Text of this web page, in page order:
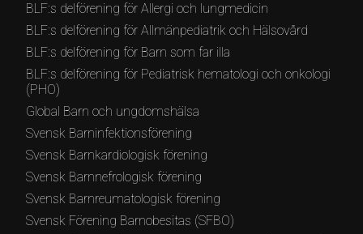
BLF:s delförening för Allergi och lungmedicin
BLF:s delförening för Allmänpediatrik och Hälsovård
BLF:s delförening för Barn som far illa
BLF:s delförening för Pediatrisk hematologi och onkologi
(PHO)
Global Barn och ungdomshälsa
Svensk Barninfektionsförening
Svensk Barnkardiologisk förening
Svensk Barnnefrologisk förening
Svensk Barnreumatologisk förening
Svensk Förening Barnobesitas (SFBO)